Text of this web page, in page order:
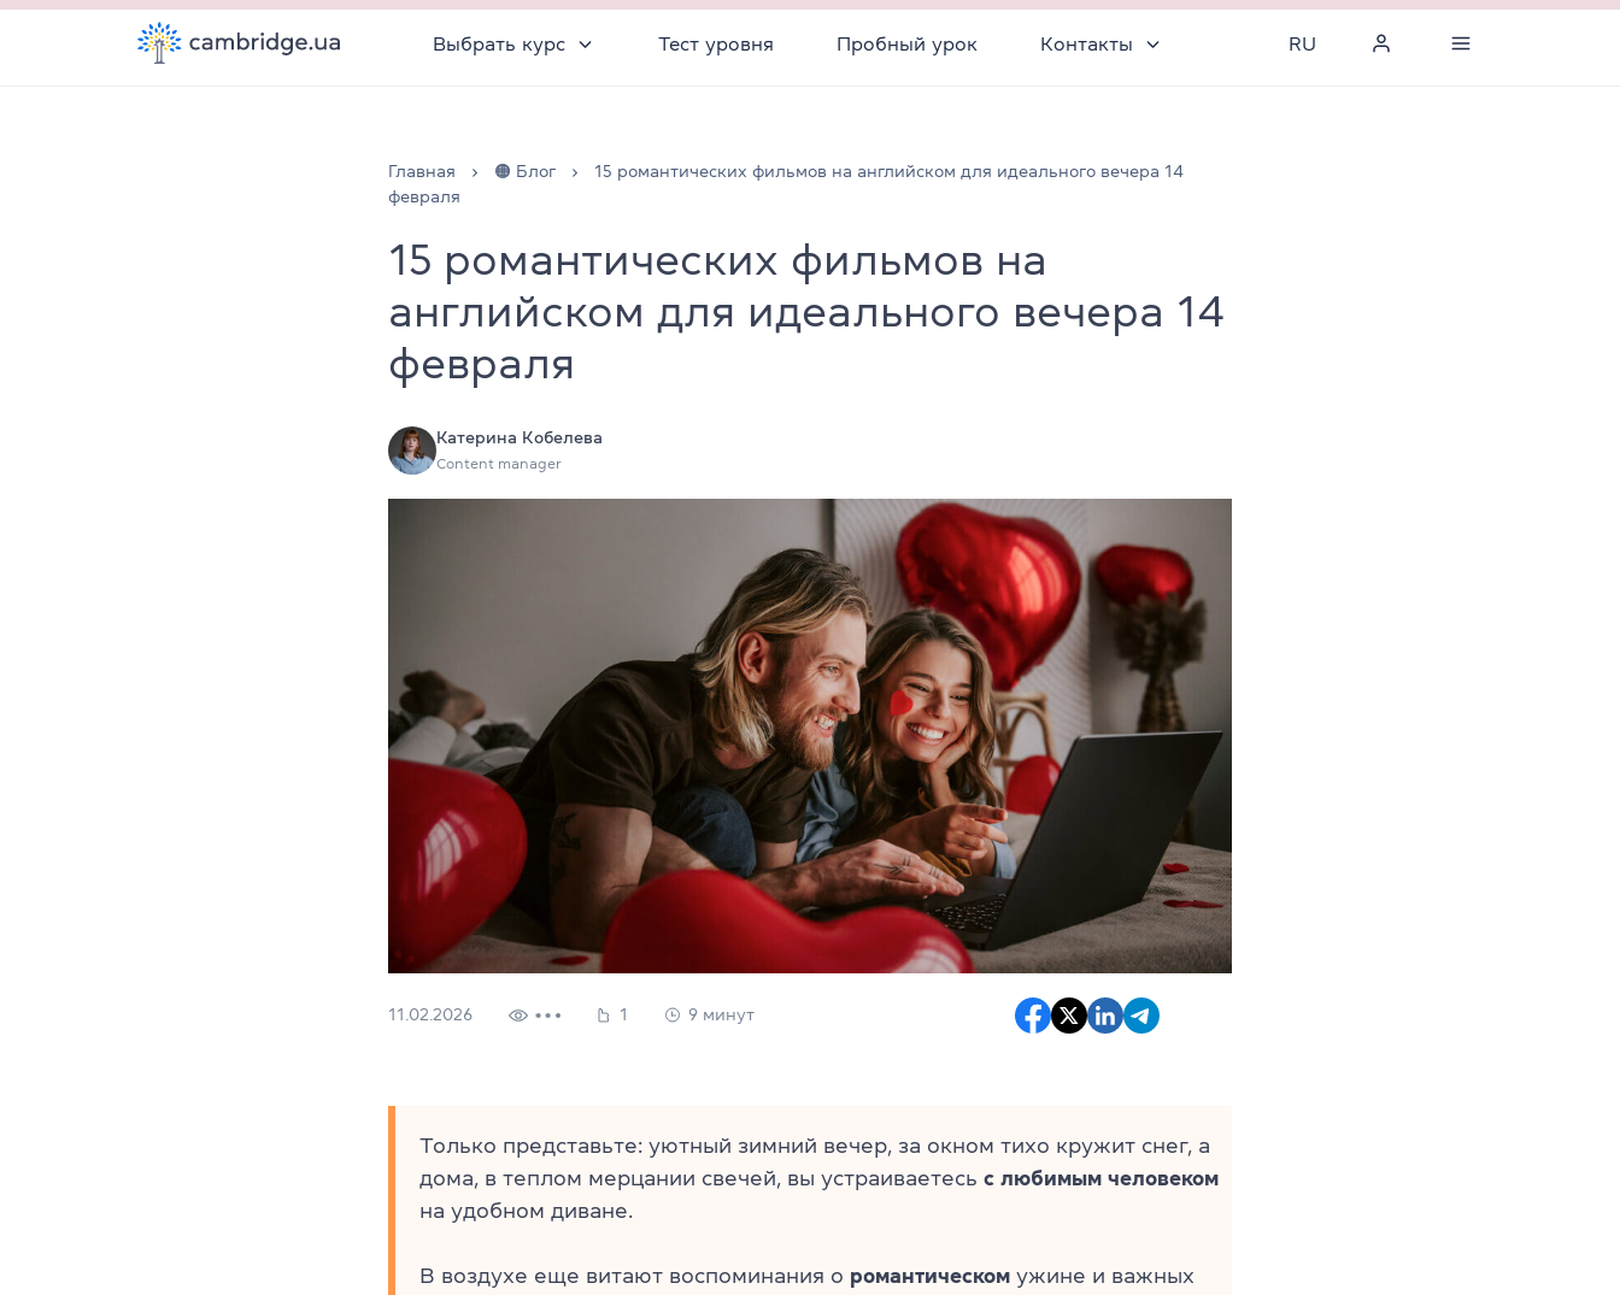
Выбрать курс Тест уровня Пробный урок Контакты RU
Главная 🟠 Блог
15 романтических фильмов на английском для идеального вечера 14
февраля
15 романтических фильмов на
английском для идеального вечера 14
февраля
Катерина Кобелева
Content manager
11.02.2026 1 9 минут
Только представьте: уютный зимний вечер, за окном тихо кружит снег, а
дома, в теплом мерцании свечей, вы устраиваетесь с любимым человеком
на удобном диване.
В воздухе еще витают воспоминания о романтическом ужине и важных